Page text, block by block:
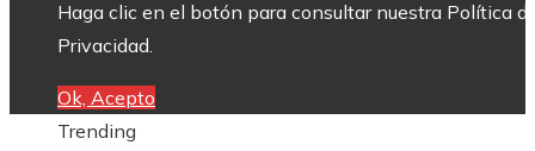
Haga clic en el botón para consultar nuestra Política
Privacidad.
Ok, Acepto
Trending